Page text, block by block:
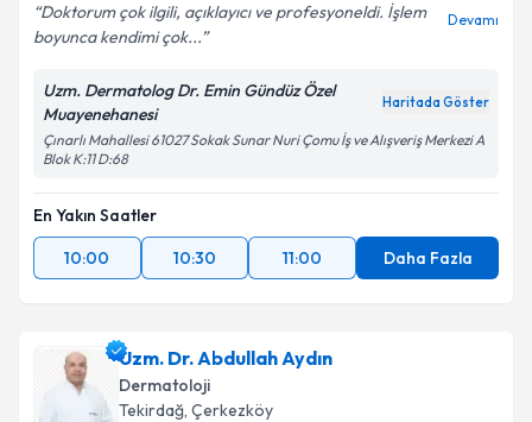
Doktorum çok ilgili, açıklayıcı ve profesyoneldi. İşlem
boyunca kendimi çok...
Devamı
Uzm. Dermatolog Dr. Emin Gündüz Özel
Muayenehanesi
Haritada Göster
Çınarlı Mahallesi 61027 Sokak Sunar Nuri Çomu İş ve Alışveriş Merkezi A
Blok K:11 D:68
En Yakın Saatler
10:00
10:30 11:00 Daha Fazla
Uzm. Dr. Abdullah Aydın
Dermatoloji
Tekirdağ, Çerkezköy